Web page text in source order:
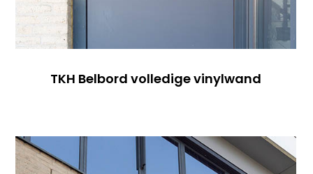
TKH Belbord volledige vinylwand